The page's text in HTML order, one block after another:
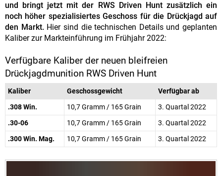
und bringt jetzt mit der RWS Driven Hunt zusätzlich ein
noch höher spezialisiertes Geschoss für die Drückjagd auf
den Markt.Hier sind die technischen Details und geplanten
Kaliber zur Markteinführung im Frühjahr 2022:
Verfügbare Kaliber der neuen bleifreien
Drückjagdmunition RWS Driven Hunt
Kaliber Geschossgewicht
Verfügbar ab
.308 Win.
10,7 Gramm / 165 Grain
3. Quartal 2022
.30-06
10,7 Gramm / 165 Grain
3. Quartal 2022
.300 Win. Mag.
10,7 Gramm / 165 Grain 3. Quartal 2022